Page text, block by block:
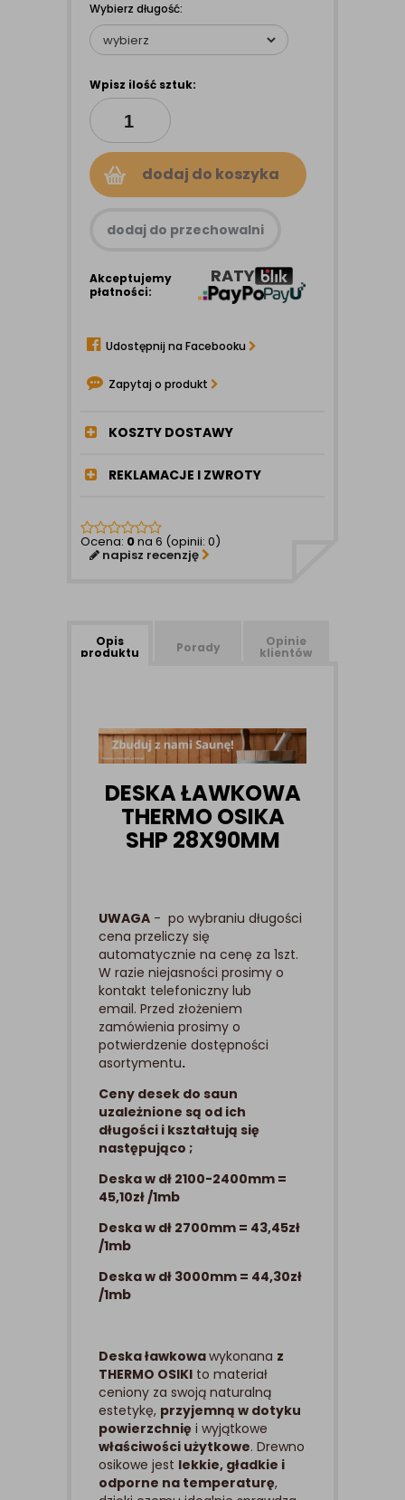
Wybierz długość:
Wpisz ilość sztuk:
dodaj do koszyka
dodaj do przechowalni
Akceptujemy
płatności:
RATY
Udostępnij na Facebooku
Zapytaj o produkt
KOSZTY DOSTAWY
REKLAMACJE I ZWROTY
Ocena: 0na 6 (opinii: 0)
napisz recenzję
Opis
produktu Porady Opinie
klientów
DESKA ŁAWKOWA
THERMO OSIKA
SHP 28X90MM
UWAGA - po wybraniu długości
cena przeliczy się
automatycznie na cenę za 1szt.
W razie niejasności prosimy o
kontakt telefoniczny lub
email. Przed złożeniem
zamówienia prosimy o
potwierdzenie dostępności
asortymentu.
Ceny desek do saun
uzależnione są od ich
długości i kształtują się
następująco ;
Deska w dł 2100-2400mm =
45,10zł /1mb
Deska w dł 2700mm = 43,45zł
/1mb
Deska w dł 3000mm = 44,30zł
/1mb
Deska ławkowawykonana z
THERMO OSIKI to materiał
ceniony za swoją naturalną
estetykę, przyjemną w dotyku
powierzchnię i wyjątkowe
właściwości użytkowe. Drewno
osikowe jest lekkie, gładkie i
odporne na temperaturę,